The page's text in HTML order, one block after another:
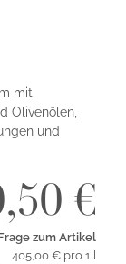
mit
Olivenölen,
und
€
zum Artikel
405,00 € pro 1 l